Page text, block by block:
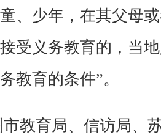
、少年，在其父母
受义务教育的，当
教育的条件”。
教育局、信访局、